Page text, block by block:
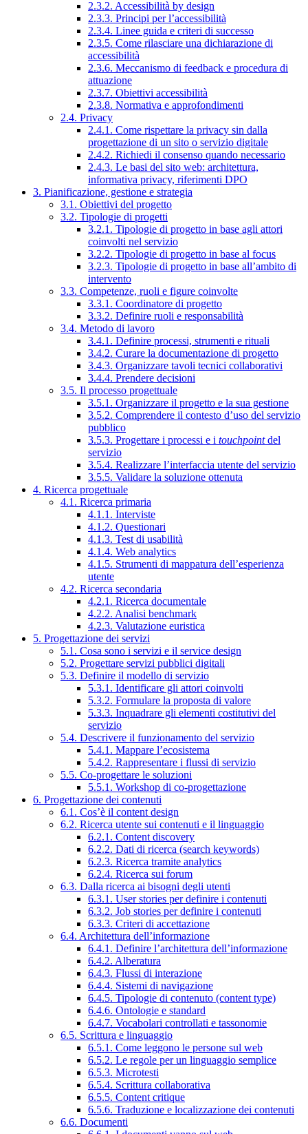
2.3.2. Accessibilità by design
2.3.3. Principi per l’accessibilità
2.3.4. Linee guida e criteri di successo
2.3.5. Come rilasciare una dichiarazione di
accessibilità
2.3.6. Meccanismo di feedback e procedura di
attuazione
2.3.7. Obiettivi accessibilità
2.3.8. Normativa e approfondimenti
2.4. Privacy
2.4.1. Come rispettare la privacy sin dalla
progettazione di un sito o servizio digitale
2.4.2. Richiedi il consenso quando necessario
2.4.3. Le basi del sito web: architettura,
informativa privacy, riferimenti DPO
3. Pianificazione, gestione e strategia
3.1. Obiettivi del progetto
3.2. Tipologie di progetti
3.2.1. Tipologie di progetto in base agli attori
coinvolti nel servizio
3.2.2. Tipologie di progetto in base al focus
3.2.3. Tipologie di progetto in base all’ambito di
intervento
3.3. Competenze, ruoli e figure coinvolte
3.3.1. Coordinatore di progetto
3.3.2. Definire ruoli e responsabilità
3.4. Metodo di lavoro
3.4.1. Definire processi, strumenti e rituali
3.4.2. Curare la documentazione di progetto
3.4.3. Organizzare tavoli tecnici collaborativi
3.4.4. Prendere decisioni
3.5. Il processo progettuale
3.5.1. Organizzare il progetto e la sua gestione
3.5.2. Comprendere il contesto d’uso del servizio
pubblico
3.5.3. Progettare i processi e i touchpointdel
servizio
3.5.4. Realizzare l’interfaccia utente del servizio
3.5.5. Validare la soluzione ottenuta
4. Ricerca progettuale
4.1. Ricerca primaria
4.1.1. Interviste
4.1.2. Questionari
4.1.3. Test di usabilità
4.1.4. Web analytics
4.1.5. Strumenti di mappatura dell’esperienza
utente
4.2. Ricerca secondaria
4.2.1. Ricerca documentale
4.2.2. Analisi benchmark
4.2.3. Valutazione euristica
5. Progettazione dei servizi
5.1. Cosa sono i servizi e il service design
5.2. Progettare servizi pubblici digitali
5.3. Definire il modello di servizio
5.3.1. Identificare gli attori coinvolti
5.3.2. Formulare la proposta di valore
5.3.3. Inquadrare gli elementi costitutivi del
servizio
5.4. Descrivere il funzionamento del servizio
5.4.1. Mappare l’ecosistema
5.4.2. Rappresentare i flussi di servizio
5.5. Co-progettare le soluzioni
5.5.1. Workshop di co-progettazione
6. Progettazione dei contenuti
6.1. Cos’è il content design
6.2. Ricerca utente sui contenuti e il linguaggio
6.2.1. Content discovery
6.2.2. Dati di ricerca (search keywords)
6.2.3. Ricerca tramite analytics
6.2.4. Ricerca sui forum
6.3. Dalla ricerca ai bisogni degli utenti
6.3.1. User stories per definire i contenuti
6.3.2. Job stories per definire i contenuti
6.3.3. Criteri di accettazione
6.4. Architettura dell’informazione
6.4.1. Definire l’architettura dell’informazione
6.4.2. Alberatura
6.4.3. Flussi di interazione
6.4.4. Sistemi di navigazione
6.4.5. Tipologie di contenuto (content type)
6.4.6. Ontologie e standard
6.4.7. Vocabolari controllati e tassonomie
6.5. Scrittura e linguaggio
6.5.1. Come leggono le persone sul web
6.5.2. Le regole per un linguaggio semplice
6.5.3. Microtesti
6.5.4. Scrittura collaborativa
6.5.5. Content critique
6.5.6. Traduzione e localizzazione dei contenuti
6.6. Documenti